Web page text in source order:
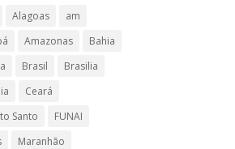
Alagoas
am
Amazonas
Bahia
Brasil
Brasilia
Ceará
Santo
FUNAI
Maranhão